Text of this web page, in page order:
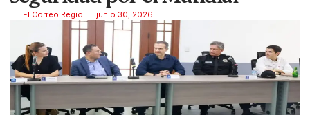
El Correo Regio junio 30, 2026